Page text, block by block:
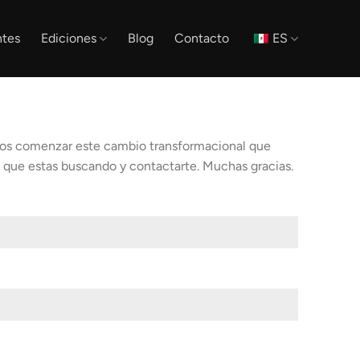
Ediciones Blog Contacto ES
comenzar este cambio transformacional que
estas buscando y contactarte. Muchas gracias.